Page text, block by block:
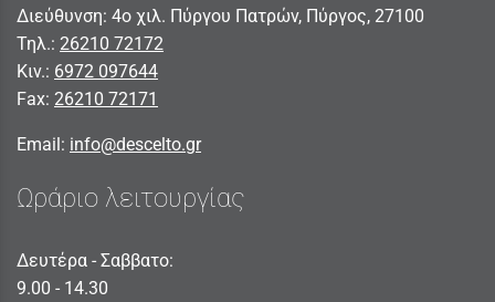
Διεύθυνση: 4ο χιλ. Πύργου Πατρών, Πύργος, 27100
Τηλ.: 26210 72172
Κιν.: 6972 097644
Fax: 26210 72171
Email: info@descelto.gr
Ωράριο λειτουργίας
Δευτέρα - Σαββατο:
9.00 - 14.30